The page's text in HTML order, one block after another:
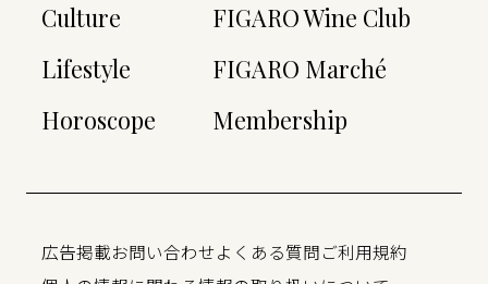
Culture
Lifestyle
Horoscope
FIGARO Wine Club
FIGARO Marché
Membership
広告掲載お問い合わせよくある質問ご利用規約